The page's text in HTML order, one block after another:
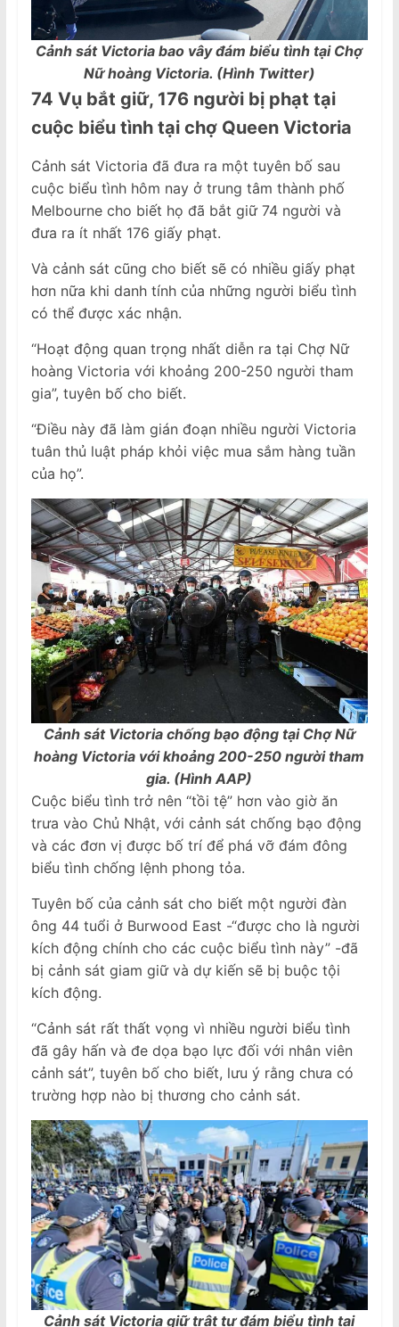
Cảnh sát Victoria bao vây đám biểu tình tại Chợ
Nữ hoàng Victoria. (Hình Twitter)
74 Vụ bắt giữ, 176 người bị phạt tại
cuộc biểu tình tại chợ Queen Victoria
Cảnh sát Victoria đã đưa ra một tuyên bố sau
cuộc biểu tình hôm nay ở trung tâm thành phố
Melbourne cho biết họ đã bắt giữ 74 người và
đưa ra ít nhất 176 giấy phạt.
Và cảnh sát cũng cho biết sẽ có nhiều giấy phạt
hơn nữa khi danh tính của những người biểu tình
có thể được xác nhận.
“Hoạt động quan trọng nhất diễn ra tại Chợ Nữ
hoàng Victoria với khoảng 200-250 người tham
gia”, tuyên bố cho biết.
“Điều này đã làm gián đoạn nhiều người Victoria
tuân thủ luật pháp khỏi việc mua sắm hàng tuần
của họ”.
Cảnh sát Victoria chống bạo động tại Chợ Nữ
hoàng Victoria với khoảng 200-250 người tham
gia. (Hình AAP)
Cuộc biểu tình trở nên “tồi tệ” hơn vào giờ ăn
trưa vào Chủ Nhật, với cảnh sát chống bạo động
và các đơn vị được bố trí để phá vỡ đám đông
biểu tình chống lệnh phong tỏa.
Tuyên bố của cảnh sát cho biết một người đàn
ông 44 tuổi ở Burwood East -“được cho là người
kích động chính cho các cuộc biểu tình này” -đã
bị cảnh sát giam giữ và dự kiến ​​sẽ bị buộc tội
kích động.
“Cảnh sát rất thất vọng vì nhiều người biểu tình
đã gây hấn và đe dọa bạo lực đối với nhân viên
cảnh sát”, tuyên bố cho biết, lưu ý rằng chưa có
trường hợp nào bị thương cho cảnh sát.
Cảnh sát Victoria giữ trật tự đám biểu tình tại